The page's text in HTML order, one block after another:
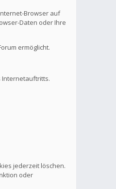
Browser auf
Daten oder Ihre
ermöglicht.
Internetauftritts.
jederzeit löschen.
oder